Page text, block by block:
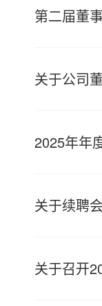
第二届董
关于公司
2025年年
关于续聘
关于召开